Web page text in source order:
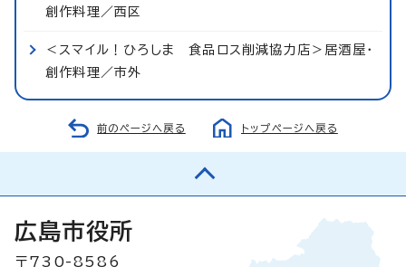
創作料理／西区
＜スマイル！ひろしま 食品ロス削減協力店＞居酒屋・
創作料理／市外
前のページへ戻る トップページへ戻る
広島市役所
〒730-8586